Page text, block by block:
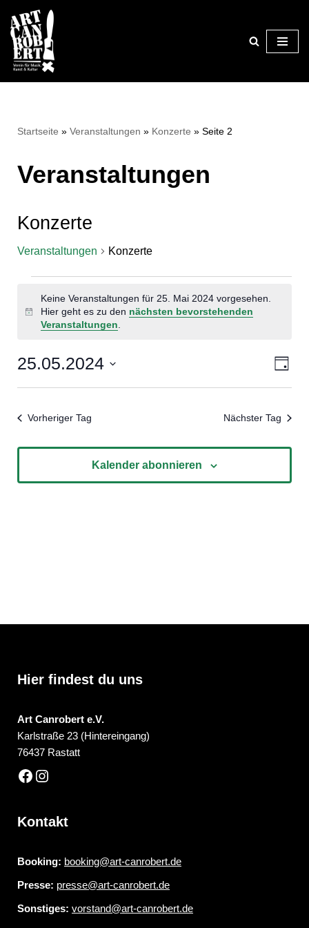
Zum
Inhalt
springen
Startseite » Veranstaltungen » Konzerte » Seite 2
Veranstaltungen
Konzerte
Veranstaltungen Konzerte
Hinweis
Keine Veranstaltungen für 25. Mai 2024 vorgesehen.
Hier geht es zu den nächsten bevorstehenden
Veranstaltungen.
Tag
25.05.2024
Vorheriger Tag Nächster Tag
Kalender abonnieren
Hier findest du uns
Art Canrobert e.V.
Karlstraße 23 (Hintereingang)
76437 Rastatt
Kontakt
Booking: booking@art-canrobert.de
Presse: presse@art-canrobert.de
Sonstiges: vorstand@art-canrobert.de